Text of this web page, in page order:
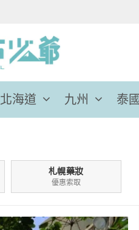
北海道 九州 泰國
札幌藥妝
優惠索取